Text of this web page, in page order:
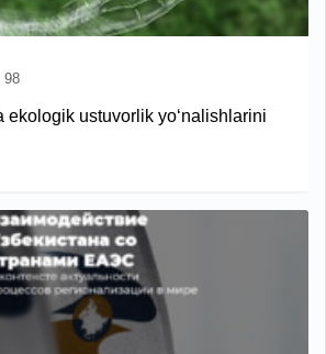
98
ekologik ustuvorlik yo‘nalishlarini